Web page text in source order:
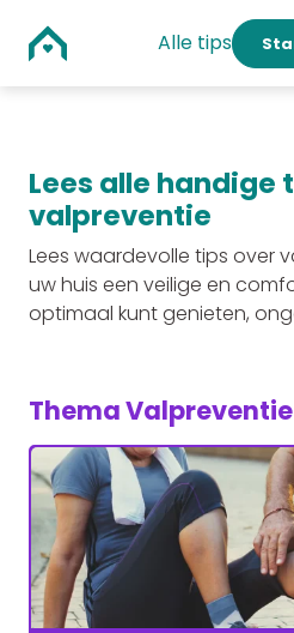
Alle tips
Lees alle handige
valpreventie
Lees waardevolle tips over
uw huis een veilige en
optimaal kunt genieten,
Thema Valpreventie